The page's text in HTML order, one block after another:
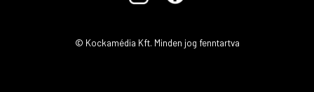
© Kockamédia Kft. Minden jog fenntartva